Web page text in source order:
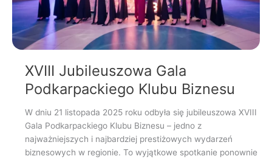
XVIII Jubileuszowa Gala
Podkarpackiego Klubu Biznesu
W dniu 21 listopada 2025 roku odbyła się jubileuszowa XVIII
Gala Podkarpackiego Klubu Biznesu – jedno z
najważniejszych i najbardziej prestiżowych wydarzeń
biznesowych w regionie. To wyjątkowe spotkanie ponownie